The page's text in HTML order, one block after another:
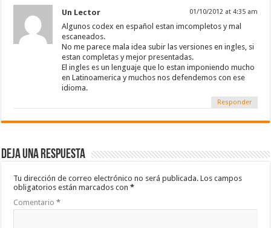
Un Lector 01/10/2012 at 4:35 am
Algunos codex en español estan imcompletos y mal
escaneados.
No me parece mala idea subir las versiones en ingles, si
estan completas y mejor presentadas.
El ingles es un lenguaje que lo estan imponiendo mucho
en Latinoamerica y muchos nos defendemos con ese
idioma.
Responder
Deja una respuesta
Tu dirección de correo electrónico no será publicada. Los campos
obligatorios están marcados con*
Comentario*